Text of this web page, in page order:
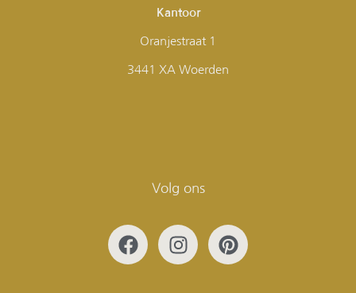
Kantoor
Oranjestraat 1
3441 XA Woerden
Volg ons